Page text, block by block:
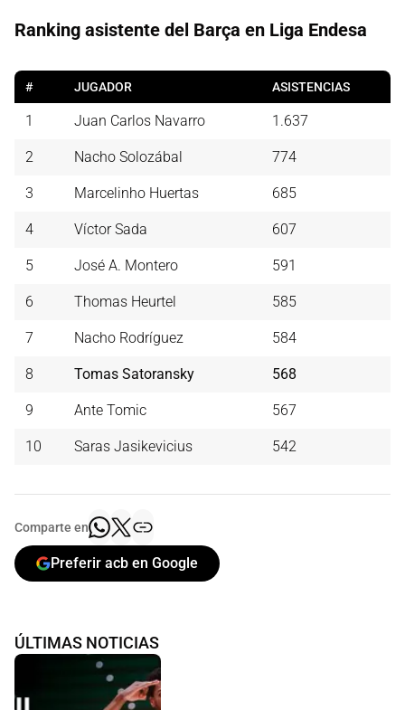
Ranking asistente del Barça en Liga Endesa
# JUGADOR ASISTENCIAS
1 Juan Carlos Navarro 1.637
2 Nacho Solozábal 774
3 Marcelinho Huertas 685
4 Víctor Sada 607
5 José A. Montero 591
6 Thomas Heurtel 585
7 Nacho Rodríguez 584
8 Tomas Satoransky 568
9 Ante Tomic 567
10 Saras Jasikevicius 542
Comparte en
Preferir acb en Google
ÚLTIMAS NOTICIAS